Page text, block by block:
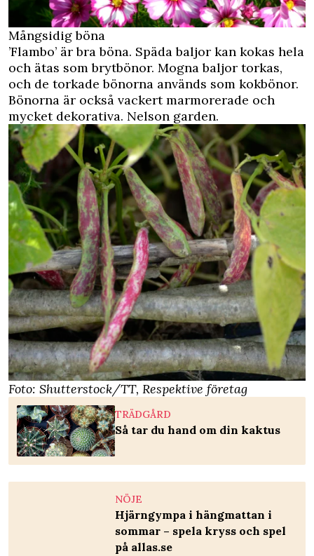
Mångsidig böna
’Flambo’ är bra böna. Späda baljor kan kokas hela
och ätas som brytbönor. Mogna baljor torkas,
och de torkade bönorna används som kokbönor.
Bönorna är också vackert marmorerade och
mycket dekorativa. Nelson garden.
Foto: Shutterstock/TT, Respektive företag
TRÄDGÅRD
Så tar du hand om din kaktus
NÖJE
Hjärngympa i hängmattan i
sommar – spela kryss och spel
på allas.se